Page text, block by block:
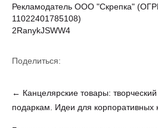
Рекламодатель ООО "Скрепка"
11022401785108)
2RanykJSWW4
Поделиться:
← Канцелярские товары:
подаркам. Идеи для корпоративных